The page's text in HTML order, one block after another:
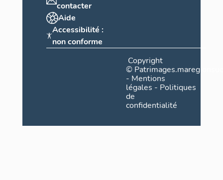
contacter
Aide
Accessibilité :
non conforme
Copyright
©
- Mentions
légales - Politiques
de
confidentialité